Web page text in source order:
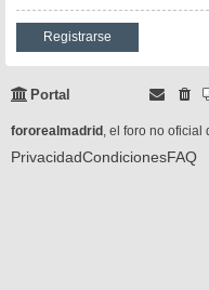
Registrarse
Portal
fororealmadrid , el foro no
PrivacidadCondicionesFAQ